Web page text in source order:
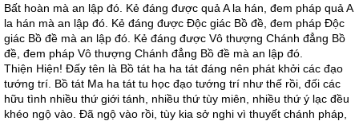
Bất hoàn mà an lập đó. Kẻ đáng được quả A la hán, đem pháp quả A
la hán mà an lập đó. Kẻ đáng được Độc giác Bồ đề, đem pháp Độc
giác Bồ đề mà an lập đó. Kẻ đáng được Vô thượng Chánh đẳng Bồ
đề, đem pháp Vô thượng Chánh đẳng Bồ đề mà an lập đó.
Thiện Hiện! Đấy tên là Bồ tát ha ha tát đáng nên phát khởi các đạo
tướng trí. Bồ tát Ma ha tát tu học đạo tướng trí như thế rồi, đối các
hữu tình nhiều thứ giới tánh, nhiều thứ tùy miên, nhiều thứ ý lạc đều
khéo ngộ vào. Đã ngộ vào rồi, tùy kia sở nghi vì thuyết chánh pháp,